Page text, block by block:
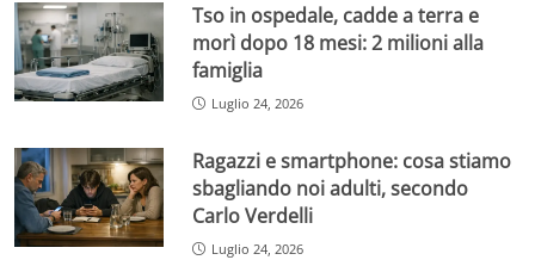
Tso in ospedale, cadde a terra e
morì dopo 18 mesi: 2 milioni alla
famiglia
Luglio 24, 2026
Ragazzi e smartphone: cosa stiamo
sbagliando noi adulti, secondo
Carlo Verdelli
Luglio 24, 2026